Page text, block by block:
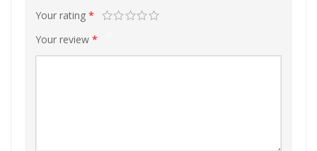
Your rating *
Your review *